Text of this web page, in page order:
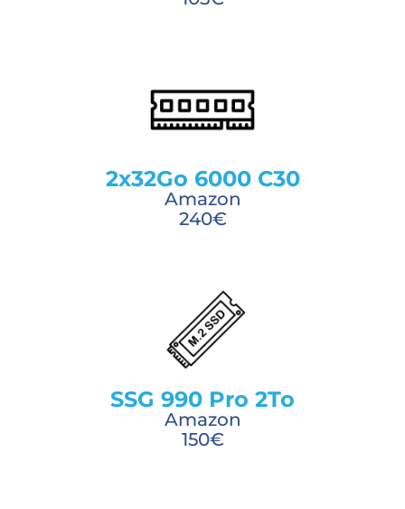
2x32Go 6000 C30
Amazon
240€
SSG 990 Pro 2To
Amazon
150€